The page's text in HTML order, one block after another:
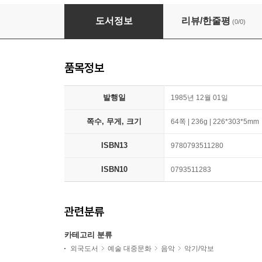
Neil Sedaka's Greatest Hits
도서정보 리뷰/한줄평 (0/0)
품목정보
발행일 1985년 12월 01일
쪽수, 무게, 크기 64쪽 | 236g | 226*303*5mm
ISBN13 9780793511280
ISBN10 0793511283
관련분류
카테고리 분류
외국도서 예술 대중문화 음악 악기/악보